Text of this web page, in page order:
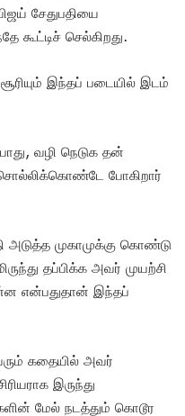
சேதுபதியை
கூட்டிச் செல்கிறது.
இந்தப் படையில் இடம்
வழி நெடுக தன்
போகிறார்
அடுத்த முகாமுக்கு கொண்டு
தப்பிக்க அவர் முயற்சி
என்பதுதான் இந்தப்
கதையில் அவர்
இருந்து
மேல் நடத்தும் கொடூர